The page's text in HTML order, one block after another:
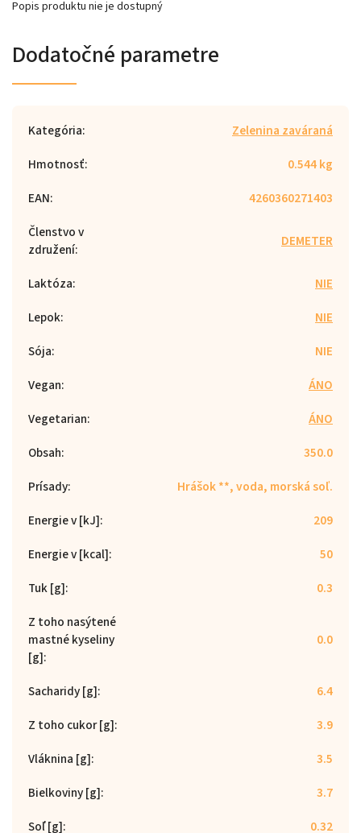
Popis produktu nie je dostupný
Dodatočné parametre
Kategória:
Zelenina zaváraná
Hmotnosť:
0.544 kg
EAN:
4260360271403
Členstvo v
združení: DEMETER
Laktóza:
NIE
Lepok:
NIE
Sója:
NIE
Vegan:
ÁNO
Vegetarian:
ÁNO
Obsah:
350.0
Prísady:
Hrášok **, voda, morská soľ.
Energie v [kJ]:
209
Energie v [kcal]:
50
Tuk [g]:
0.3
Z toho nasýtené
mastné kyseliny
[g]:
0.0
Sacharidy [g]:
6.4
Z toho cukor [g]:
3.9
Vláknina [g]:
3.5
Bielkoviny [g]:
3.7
Soľ [g]: 0.32